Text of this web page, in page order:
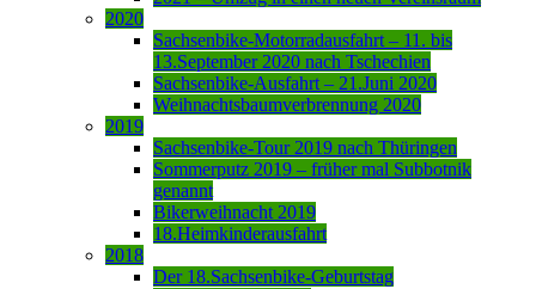
2020
Sachsenbike-Motorradausfahrt – 11. bis
13.September 2020 nach Tschechien
Sachsenbike-Ausfahrt – 21.Juni 2020
Weihnachtsbaumverbrennung 2020
2019
Sachsenbike-Tour 2019 nach Thüringen
Sommerputz 2019 – früher mal Subbotnik
genannt
Bikerweihnacht 2019
18.Heimkinderausfahrt
2018
Der 18.Sachsenbike-Geburtstag